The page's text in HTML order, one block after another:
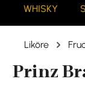
WHISKY
Liköre
Prinz